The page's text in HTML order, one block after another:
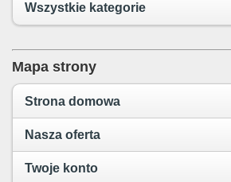
Wszystkie kategorie
Mapa strony
Strona domowa
Nasza oferta
Twoje konto